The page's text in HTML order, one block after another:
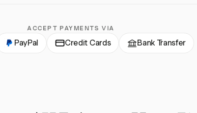
ACCEPT PAYMENTS VIA
PayPal Credit Cards Bank Transfer